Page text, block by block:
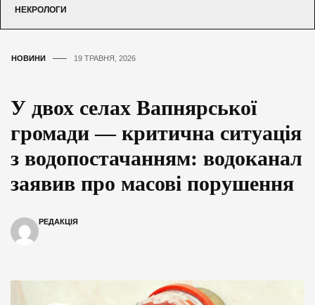
НЕКРОЛОГИ
НОВИНИ 19 ТРАВНЯ, 2026
У двох селах Вапнярської
громади — критична ситуація
з водопостачанням: водоканал
заявив про масові порушення
РЕДАКЦІЯ